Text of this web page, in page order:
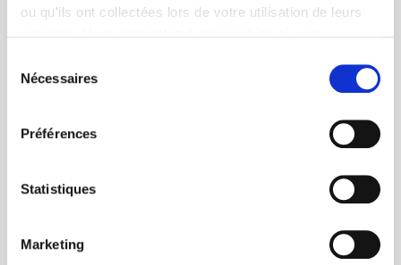
ou qu'ils ont collectées lors de votre utilisation de leurs
Nécessaires
Préférences
Statistiques
Marketing